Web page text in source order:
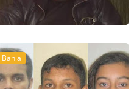
Bahia